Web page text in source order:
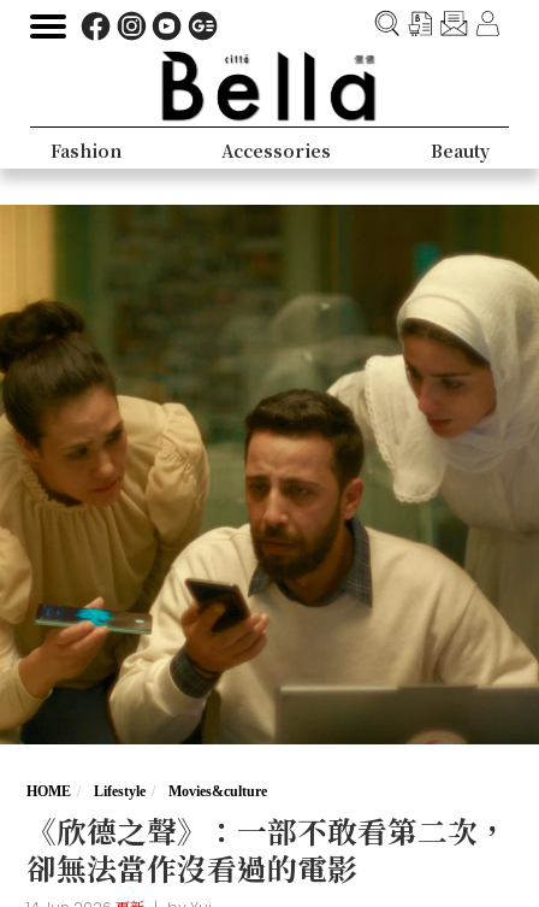
Fashion Accessories Beauty
HOME Lifestyle Movies&culture
《欣德之聲》：一部不敢看第二次，
卻無法當作沒看過的電影